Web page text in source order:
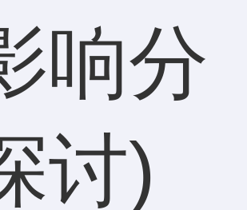
响分
讨)